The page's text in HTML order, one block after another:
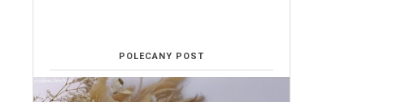
POLECANY POST